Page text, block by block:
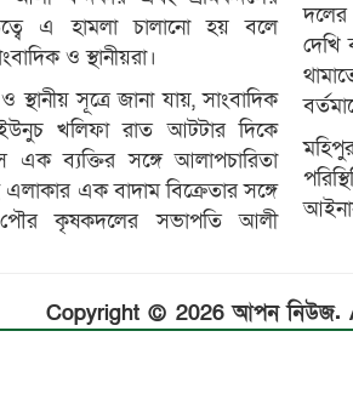
এ হামলা চালানো হয় বলে
ও স্থানীয়রা।
সূত্রে জানা যায়, সাংবাদিক
খলিফা রাত আটটার দিকে
এক ব্যক্তির সঙ্গে আলাপচারিতা
এক বাদাম বিক্রেতার সঙ্গে
পৌর কৃষকদলের সভাপতি আলী
দেখি
Copyright © 2026 আপন নিউজ.